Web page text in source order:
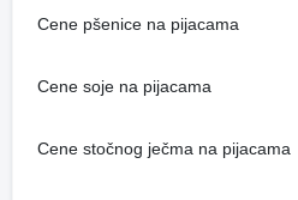
Cene pšenice na pijacama
Cene soje na pijacama
Cene stočnog ječma na pijacama